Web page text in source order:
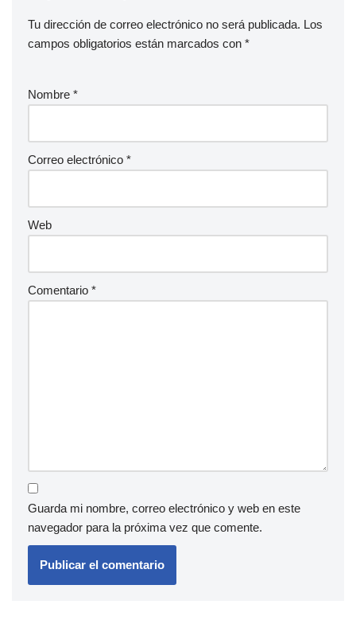
Tu dirección de correo electrónico no será publicada. Los
campos obligatorios están marcados con *
Nombre *
Correo electrónico *
Web
Comentario *
Guarda mi nombre, correo electrónico y web en este
navegador para la próxima vez que comente.